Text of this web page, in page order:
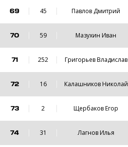
69 45 Павлов Дмитрий
70 59 Мазухин Иван
71 252 Григорьев Владислав
72 16 Калашников Николай
73 2 Щербаков Егор
74 31 Лагнов Илья